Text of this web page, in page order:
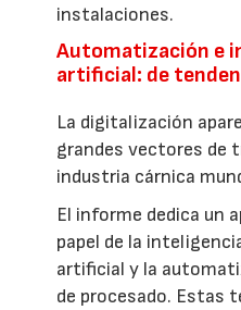
instalaciones.
Automatización e
artificial: de
La digitalización
grandes vectores de
industria cárnica
El informe dedica un
papel de la
artificial y la
de procesado. Estas